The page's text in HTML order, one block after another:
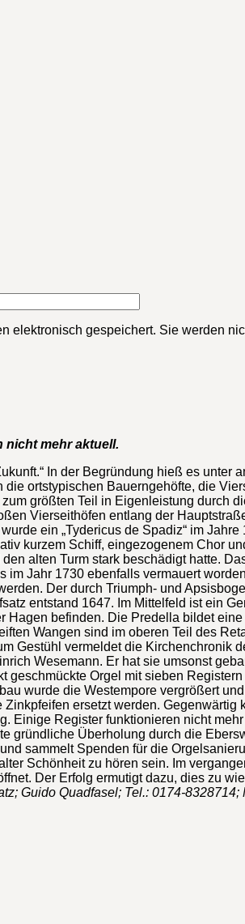
gespeichert. Sie werden
nicht mehr aktuell.
In der Begründung hieß es unter
ortstypischen Bauerngehöfte, die
größten Teil in Eigenleistung durch
Vierseithöfen entlang der
ein „Tydericus de Spadiz“ im
kurzem Schiff, eingezogenem Chor
alten Turm stark beschädigt hatte.
Jahr 1730 ebenfalls vermauert
Der durch Triumph- und
entstand 1647. Im Mittelfeld ist ein
befinden. Die Predella bildet eine
Wangen sind im oberen Teil des
vermeldet die Kirchenchronik
Wesemann. Er hat sie umsonst
Orgel mit sieben
wurde die Westempore vergrößert
ersetzt werden.
Einige Register funktionieren nicht
Überholung durch die
sammelt Spenden für die
Schönheit zu hören sein. Im
Der Erfolg ermutigt dazu, dies zu
Guido Quadfasel; Tel.: 0174-8328714;